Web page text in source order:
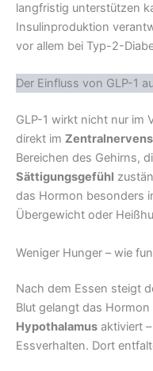
langfristig unterstützen
Insulinproduktion
vor allem bei Typ-2-
Der Einfluss von GLP-1
GLP-1 wirkt nicht nur im
direkt im
Bereichen des Gehirns,
Sättigungsgefühl
das Hormon besonders
Übergewicht oder
Weniger Hunger – wie
Nach dem Essen steigt
Blut gelangt das
Hypothalamus aktiviert
Essverhalten. Dort